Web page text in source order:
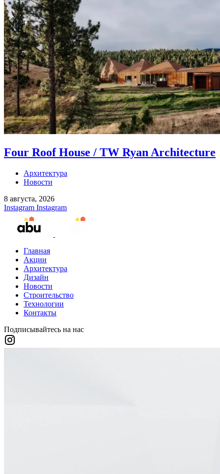
Four Roof House / TW Ryan Architecture
Архитектура
Новости
8 августа, 2026
Instagram Instagram
Главная
Акции
Архитектура
Дизайн
Новости
Строительство
Технологии
Контакты
Подписывайтесь на нас